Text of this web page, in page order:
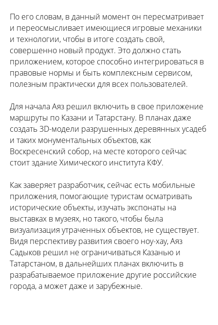
По его словам, в данный момент он пересматривает
и переосмысливает имеющиеся игровые механики
и технологии, чтобы в итоге создать свой,
совершенно новый продукт. Это должно стать
приложением, которое способно интегрироваться в
правовые нормы и быть комплексным сервисом,
полезным практически для всех пользователей.
Для начала Аяз решил включить в свое приложение
маршруты по Казани и Татарстану. В планах даже
создать 3D-модели разрушенных деревянных усадеб
и таких монументальных объектов, как
Воскресенский собор, на месте которого сейчас
стоит здание Химического института КФУ.
Как заверяет разработчик, сейчас есть мобильные
приложения, помогающие туристам осматривать
исторические объекты, изучать экспонаты на
выставках в музеях, но такого, чтобы была
визуализация утраченных объектов, не существует.
Видя перспективу развития своего ноу-хау, Аяз
Садыков решил не ограничиваться Казанью и
Татарстаном, в дальнейших планах включить в
разрабатываемое приложение другие российские
города, а может даже и зарубежные.